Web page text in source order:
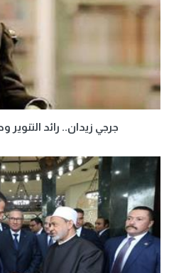
جرجي زيدان.. رائد